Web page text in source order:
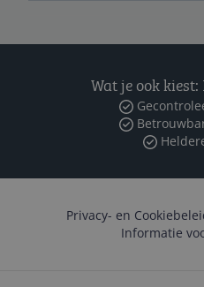
Wat je ook
Privacy- en
Informatie